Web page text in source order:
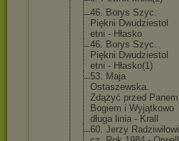
46. Borys Szyc.
Piękni Dwudziestol
etni - Hłasko
46. Borys Szyc.
Piękni Dwudziestol
etni - Hłasko(1)
53. Maja
Ostaszewska.
Zdążyć przed Panem
Bogiem i Wyjątkowo
długa linia - Krall
60. Jerzy Radziwiłowi